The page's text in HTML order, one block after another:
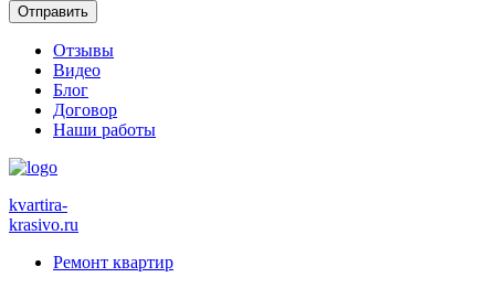
Отзывы
Видео
Блог
Договор
Наши работы
kvartira-
krasivo.ru
Ремонт квартир